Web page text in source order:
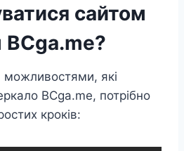
сайтом
які
BCga.me, потрібно
кроків: